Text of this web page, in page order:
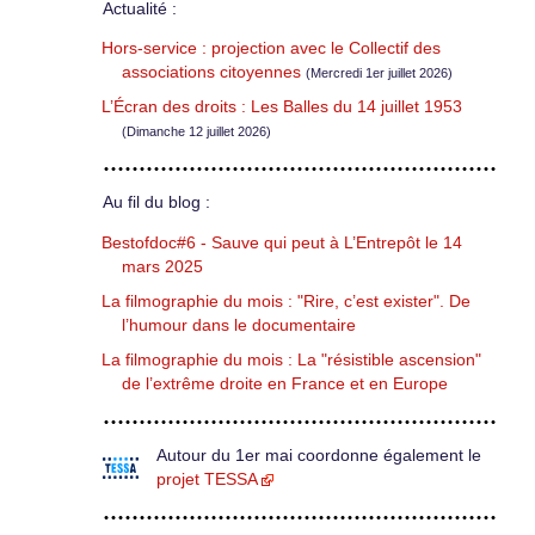
Actualité :
Hors-service : projection avec le Collectif des
associations citoyennes (Mercredi 1er juillet 2026)
L’Écran des droits : Les Balles du 14 juillet 1953
(Dimanche 12 juillet 2026)
Au fil du blog :
Bestofdoc#6 - Sauve qui peut à L’Entrepôt le 14
mars 2025
La filmographie du mois : "Rire, c’est exister". De
l’humour dans le documentaire
La filmographie du mois : La "résistible ascension"
de l’extrême droite en France et en Europe
Autour du 1er mai coordonne également le
projet TESSA